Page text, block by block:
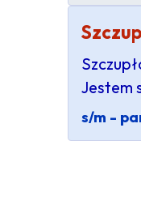
Jestem
s/m -